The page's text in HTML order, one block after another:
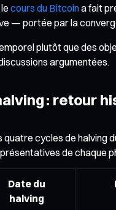
cours du Bitcoina fait
— portée par la
plutôt que des
argumentées.
: retour
cycles de halving
de chaque
Date du
halving